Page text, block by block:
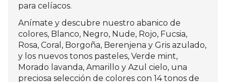
para celíacos.
Anímate y descubre nuestro abanico de
colores, Blanco, Negro, Nude, Rojo, Fucsia,
Rosa, Coral, Borgoña, Berenjena y Gris azulado,
y los nuevos tonos pasteles, Verde mint,
Morado lavanda, Amarillo y Azul cielo, una
preciosa selección de colores con 14 tonos de